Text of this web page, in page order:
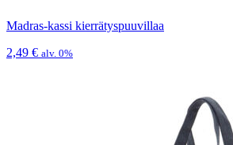
Madras-kassi kierrätyspuuvillaa
2,49 € alv. 0%